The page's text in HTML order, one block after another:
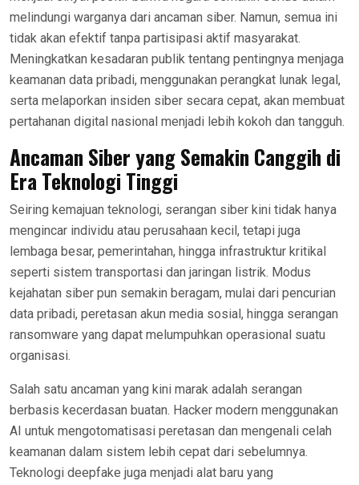
melindungi warganya dari ancaman siber. Namun, semua ini
tidak akan efektif tanpa partisipasi aktif masyarakat.
Meningkatkan kesadaran publik tentang pentingnya menjaga
keamanan data pribadi, menggunakan perangkat lunak legal,
serta melaporkan insiden siber secara cepat, akan membuat
pertahanan digital nasional menjadi lebih kokoh dan tangguh.
Ancaman Siber yang Semakin Canggih di
Era Teknologi Tinggi
Seiring kemajuan teknologi, serangan siber kini tidak hanya
mengincar individu atau perusahaan kecil, tetapi juga
lembaga besar, pemerintahan, hingga infrastruktur kritikal
seperti sistem transportasi dan jaringan listrik. Modus
kejahatan siber pun semakin beragam, mulai dari pencurian
data pribadi, peretasan akun media sosial, hingga serangan
ransomware yang dapat melumpuhkan operasional suatu
organisasi.
Salah satu ancaman yang kini marak adalah serangan
berbasis kecerdasan buatan. Hacker modern menggunakan
AI untuk mengotomatisasi peretasan dan mengenali celah
keamanan dalam sistem lebih cepat dari sebelumnya.
Teknologi deepfake juga menjadi alat baru yang